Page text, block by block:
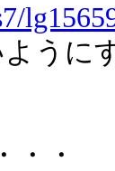
うに
・・